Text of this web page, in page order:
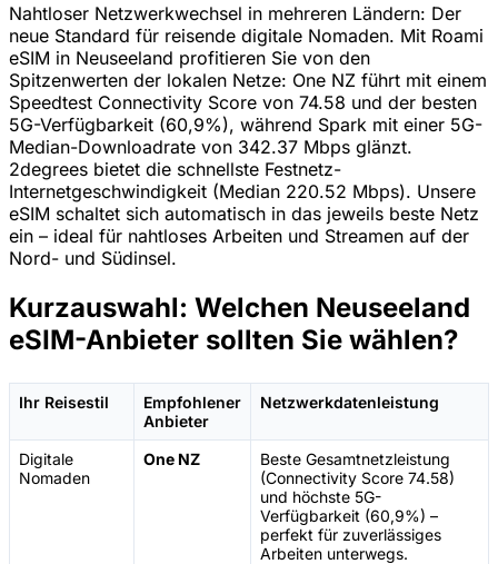
Nahtloser Netzwerkwechsel in mehreren Ländern: Der
neue Standard für reisende digitale Nomaden. Mit Roami
eSIM in Neuseeland profitieren Sie von den
Spitzenwerten der lokalen Netze: One NZ führt mit einem
Speedtest Connectivity Score von 74.58 und der besten
5G-Verfügbarkeit (60,9%), während Spark mit einer 5G-
Median-Downloadrate von 342.37 Mbps glänzt.
2degrees bietet die schnellste Festnetz-
Internetgeschwindigkeit (Median 220.52 Mbps). Unsere
eSIM schaltet sich automatisch in das jeweils beste Netz
ein – ideal für nahtloses Arbeiten und Streamen auf der
Nord- und Südinsel.
Kurzauswahl: Welchen Neuseeland
eSIM-Anbieter sollten Sie wählen?
Ihr Reisestil
Empfohlener
Anbieter
Netzwerkdatenleistung
Digitale
Nomaden
One NZ
Beste Gesamtnetzleistung
(Connectivity Score 74.58)
und höchste 5G-
Verfügbarkeit (60,9%) –
perfekt für zuverlässiges
Arbeiten unterwegs.